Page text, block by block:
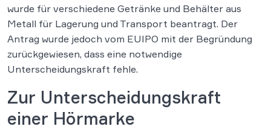
wurde für verschiedene Getränke und Behälter aus
Metall für Lagerung und Transport beantragt. Der
Antrag wurde jedoch vom EUIPO mit der Begründung
zurückgewiesen, dass eine notwendige
Unterscheidungskraft fehle.
Zur Unterscheidungskraft
einer Hörmarke